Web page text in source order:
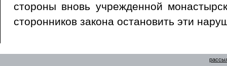
стороны вновь учрежденной
сторонников закона остановить эти